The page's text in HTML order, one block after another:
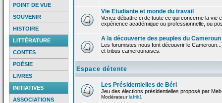
POINT DE VUE
SOUVENIR
HISTOIRE
LITTÉRATURE
CONTES
POÉSIE
LIVRES
INITIATIVES
ASSOCIATIONS
Vie Etudiante et monde du travail
Venez débattre ci de toute ce qui concerne la vie
expérience académique ou professionnelle, ou
A la découverte des peuples du Cameroun
Les forumistes nous font découvrir le
et tribus camerounaises.
Espace détente
Les Présidentielles de Béri
Jeu des élections présidentielles proposé par Meb
Modérateurlafrik1